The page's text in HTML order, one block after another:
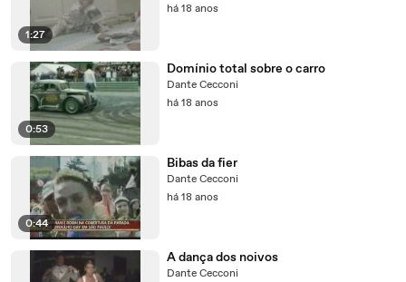
1:27
há 18 anos
0:53
Domínio total sobre o carro
Dante Cecconi
há 18 anos
0:44
Bibas da fier
Dante Cecconi
há 18 anos
A dança dos noivos
Dante Cecconi